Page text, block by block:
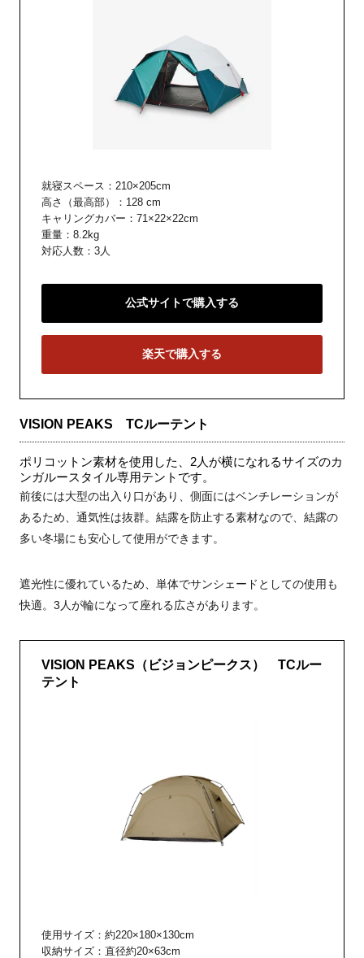
就寝スペース：210×205cm
高さ（最高部）：128 cm
キャリングカバー：71×22×22cm
重量：8.2kg
対応人数：3人
公式サイトで購入する
楽天で購入する
VISION PEAKS TCルーテント
ポリコットン素材を使用した、2人が横になれるサイズのカ
ンガルースタイル専用テントです。
前後には大型の出入り口があり、側面にはベンチレーションが
あるため、通気性は抜群。結露を防止する素材なので、結露の
多い冬場にも安心して使用ができます。
遮光性に優れているため、単体でサンシェードとしての使用も
快適。3人が輪になって座れる広さがあります。
VISION PEAKS（ビジョンピークス） TCルー
テント
使用サイズ：約220×180×130cm
収納サイズ：直径約20×63cm